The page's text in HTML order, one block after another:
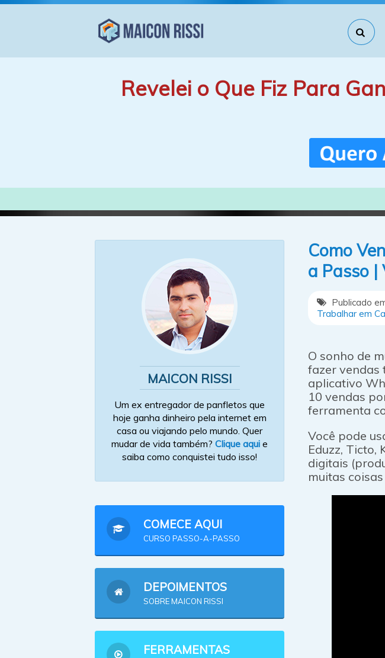
Revelei o Que Fiz Para
Como
a Passo
Publicado
Trabalhar em
O sonho de
fazer vendas
aplicativo
10 vendas
ferramenta
Você pode
Eduzz, Ticto,
digitais
muitas
MAICON RISSI
Um ex entregador de panfletos que
hoje ganha dinheiro pela internet em
casa ou viajando pelo mundo. Quer
mudar de vida também? Clique aqui e
saiba como conquistei tudo isso!
COMECE AQUI
CURSO PASSO-A-PASSO
DEPOIMENTOS
SOBRE MAICON RISSI
FERRAMENTAS